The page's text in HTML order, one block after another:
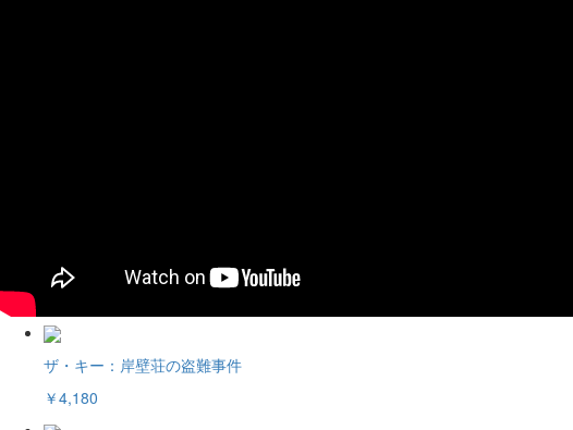
ザ・キー：岸壁荘の盗難事件
￥4,180